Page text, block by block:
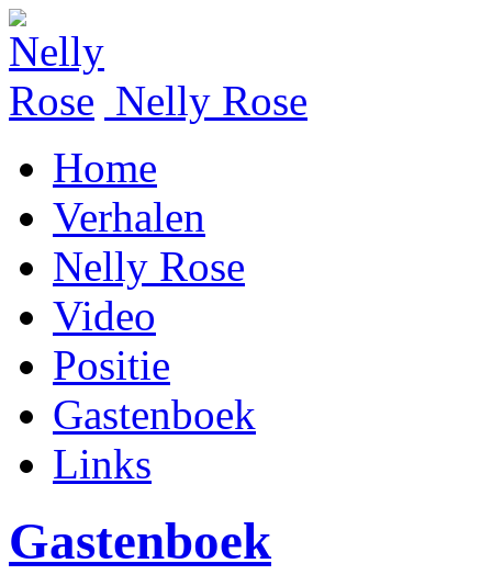
Nelly Rose
Home
Verhalen
Nelly Rose
Video
Positie
Gastenboek
Links
Gastenboek